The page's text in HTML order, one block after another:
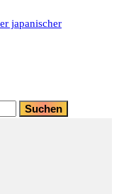
japanischer